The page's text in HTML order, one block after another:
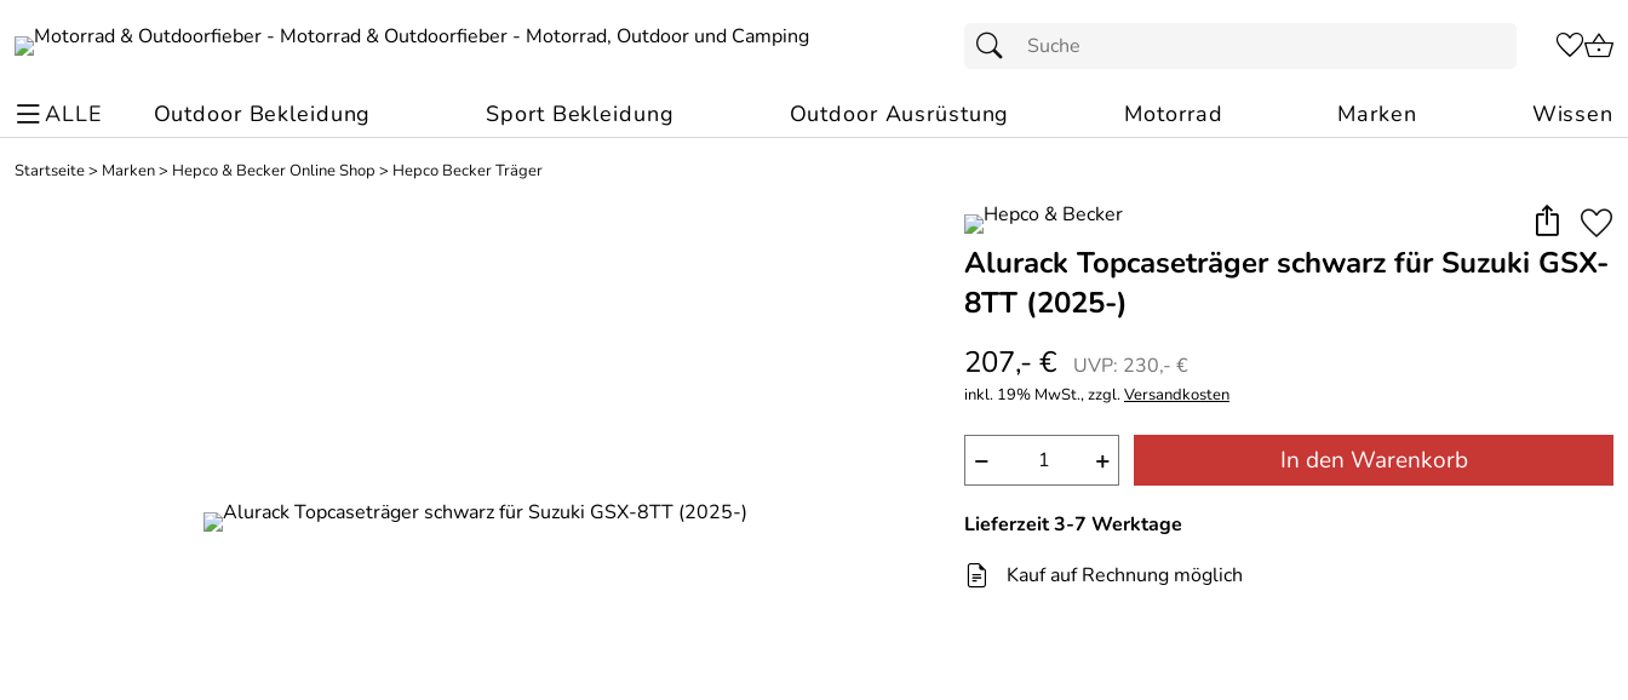
ALLE Outdoor Bekleidung Sport Bekleidung Outdoor Ausrüstung Motorrad Marken Wissen
Startseite> Marken> Hepco & Becker Online Shop > Hepco Becker Träger
Alurack Topcaseträger schwarz für Suzuki GSX-
8TT (2025-)
207,- €
UVP: 230,- €
inkl. 19% MwSt., zzgl.Versandkosten
− + In den Warenkorb
Lieferzeit 3-7 Werktage
Kauf auf Rechnung möglich